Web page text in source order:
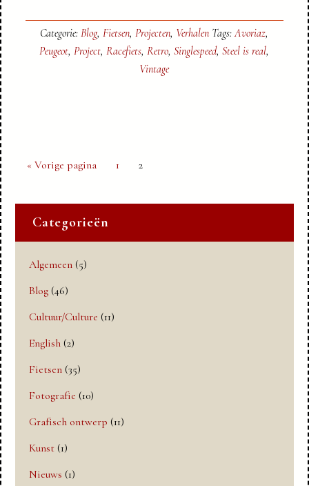
Categorie:Blog,Fietsen,Projecten, Verhalen Tags:Avoriaz,
Peugeot,Project,Racefiets,Retro,Singlespeed,Steel is real,
Vintage
« Ga
Vorige pagina Pagina
1 Pagina
2
Categorieën
Algemeen (5)
Blog (46)
Cultuur/Culture (11)
English (2)
Fietsen (35)
Fotografie (10)
Grafisch ontwerp (11)
Kunst (1)
Nieuws (1)